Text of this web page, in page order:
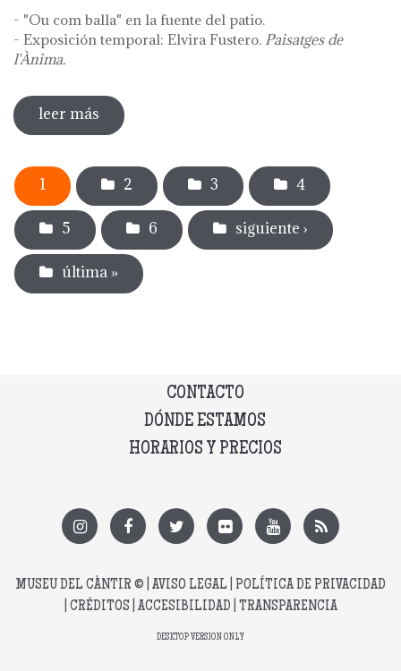
- "Ou com balla" en la fuente del patio.
- Exposición temporal: Elvira Fustero. Paisatges de
l'Ànima.
leer más sobre diada de la flor - l'ou com balla a la
font
Páginas
1 2 3 4
5 6 siguiente ›
última »
CONTACTO
DÓNDE ESTAMOS
HORARIOS Y PRECIOS
MUSEU DEL CÀNTIR © | AVISO LEGAL
POLÍTICA DE PRIVACIDAD
CRÉDITOS ACCESIBILIDAD TRANSPARENCIA
DESKTOP VERSION ONLY